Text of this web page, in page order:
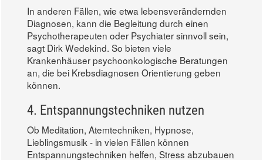
In anderen Fällen, wie etwa lebensverändernden
Diagnosen, kann die Begleitung durch einen
Psychotherapeuten oder Psychiater sinnvoll sein,
sagt Dirk Wedekind. So bieten viele
Krankenhäuser psychoonkologische Beratungen
an, die bei Krebsdiagnosen Orientierung geben
können.
4. Entspannungstechniken nutzen
Ob Meditation, Atemtechniken, Hypnose,
Lieblingsmusik - in vielen Fällen können
Entspannungstechniken helfen, Stress abzubauen